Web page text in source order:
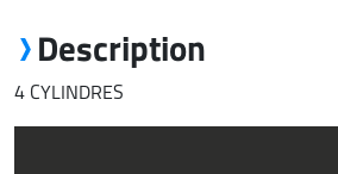
Description
4 CYLINDRES